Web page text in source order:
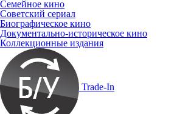
Семейное кино
Советский сериал
Биографическое кино
Документально-историческое кино
Коллекционные издания
Trade-In